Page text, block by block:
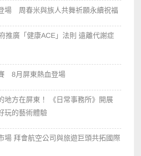
場 周春米與族人共舞祈願永續祝福
推廣「健康ACE」法則 遠離代謝症
8月屏東熱血登場
地方在屏東！ 《日常事務所》開展
玩的藝術體驗
場 拜會航空公司與旅遊巨頭共拓國際